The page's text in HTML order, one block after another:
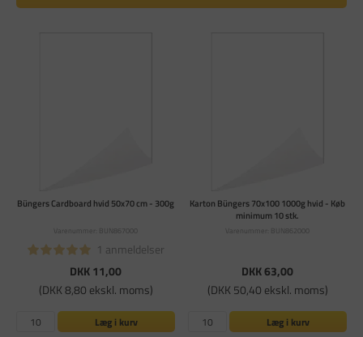
Büngers Cardboard hvid 50x70 cm - 300g
Varenummer: BUN867000
1 anmeldelser
DKK 11,00
(DKK 8,80 ekskl. moms)
Læg i kurv
Karton Büngers 70x100 1000g hvid - Køb
minimum 10 stk.
Varenummer: BUN862000
DKK 63,00
(DKK 50,40 ekskl. moms)
Læg i kurv